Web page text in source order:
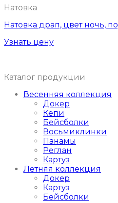
Натовка
Натовка драп, цвет ночь,
Узнать цену
Каталог продукции
Весенняя коллекция
Докер
Кепи
Бейсболки
Восьмиклинки
Панамы
Реглан
Картуз
Летняя коллекция
Докер
Картуз
Бейсболки